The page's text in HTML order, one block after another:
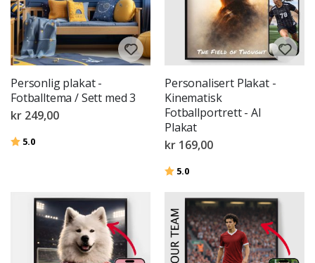
Personlig plakat -
Fotballtema / Sett med 3
kr 249,00
Karakter:
5.0
Personalisert Plakat -
Kinematisk
Fotballportrett - AI
Plakat
kr 169,00
Karakter:
5.0